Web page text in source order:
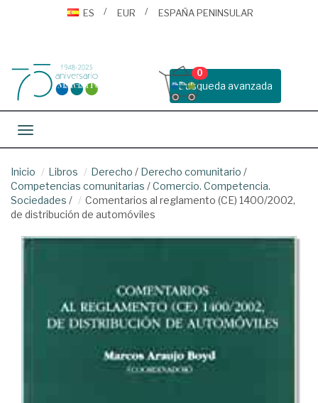
ES
EUR ESPAÑA PENINSULAR
Busqueda avanzada
0
Toggle navigation
Inicio Libros Derecho / Derecho comunitario /
Competencias comunitarias /Comercio. Competencia.
Sociedades /
Comentarios al reglamento (CE) 1400/2002,
de distribución de automóviles